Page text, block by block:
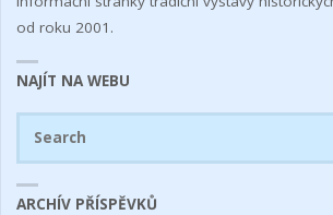
od roku 2001.
NAJÍT NA WEBU
ARCHÍV PŘÍSPĚVKŮ